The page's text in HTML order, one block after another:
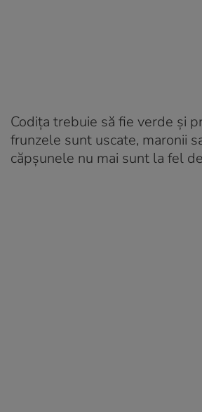
Codița trebuie să fie verde și
frunzele sunt uscate, maronii
căpșunele nu mai sunt la fel